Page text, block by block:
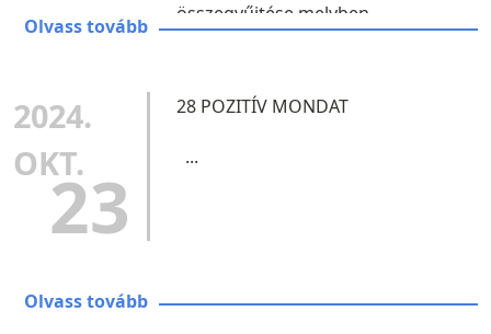
összegyűjtése,melyben
levelek játékra is csábítanak, hiszen
bele lehet ugrani és...
Olvass tovább
2024.
OKT.23
28 POZITÍV MONDAT
...
Olvass tovább